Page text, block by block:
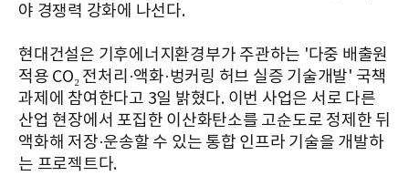
야 경쟁력 강화에 나선다.
현대건설은 기후에너지환경부가 주관하는 '다중 배출원
적용 CO₂ 전처리·액화·벙커링 허브 실증 기술개발' 국책
과제에 참여한다고 3일 밝혔다. 이번 사업은 서로 다른
산업 현장에서 포집한 이산화탄소를 고순도로 정제한 뒤
액화해 저장·운송할 수 있는 통합 인프라 기술을 개발하
는 프로젝트다.